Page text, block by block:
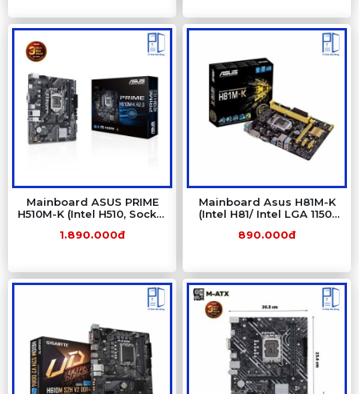
Mainboard ASUS PRIME
H510M-K (Intel H510, Socket
1.890.000đ
Mainboard Asus H81M-K
(Intel H81/ Intel LGA 1150/
Lan)
890.000đ